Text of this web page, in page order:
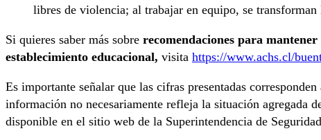
libres de violencia; al trabajar en equipo, se
Si quieres saber más sobre recomendaciones para
establecimiento educacional, visita https://www.achs.cl/
Es importante señalar que las cifras presentadas
información no necesariamente refleja la situación agregada
disponible en el sitio web de la Superintendencia de